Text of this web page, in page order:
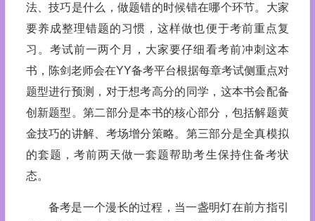
法、技巧是什么，做题错的时候错在哪个环节。大家
要养成整理错题的习惯，这样做也便于考前重点复
习。考试前一两个月，大家要仔细看考前冲刺这本
书，陈剑老师会在YY备考平台根据每章考试侧重点对
题型进行预测，对于想考高分的同学，这本书会配备
创新题型。第二部分是本书的核心部分，包括解题黄
金技巧的讲解、考场增分策略。第三部分是全真模拟
的套题，考前两天做一套题帮助考生保持住备考状
态。
备考是一个漫长的过程，当一盏明灯在前方指引